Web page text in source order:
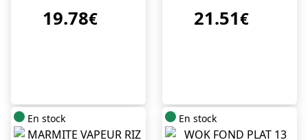
19.78€ 21.51€
En stock En stock